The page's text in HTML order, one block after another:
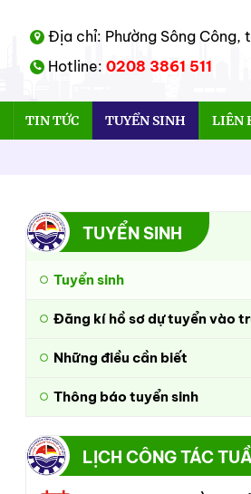
Địa chỉ: Phường Sông Công,
Hotline: 0208 3861 511
TIN TỨC TUYỂN SINH LIÊN
TUYỂN SINH
Tuyển sinh
Đăng kí hồ sơ dự tuyển vào
Những điều cần biết
Thông báo tuyển sinh
LỊCH CÔNG TÁC